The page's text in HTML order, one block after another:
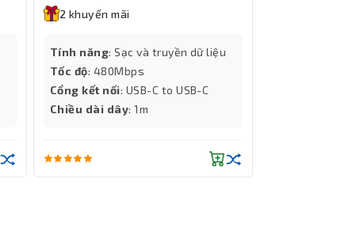
2 khuyến mãi
Tính năng: Sạc và truyền dữ liệu
Tốc độ: 480Mbps
Cổng kết nối: USB-C to USB-C
Chiều dài dây: 1m